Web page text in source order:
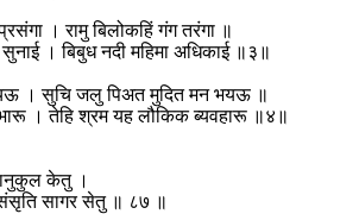
। रामु बिलोकहिं गंग तरंगा ॥
। बिबुध नदी महिमा अधिकाई ॥३॥
। सुचि जलु पिअत मुदित मन भयऊ ॥
। तेहि श्रम यह लौकिक ब्यवहारू ॥४॥
केतु ।
सागर सेतु ॥ ८७ ॥